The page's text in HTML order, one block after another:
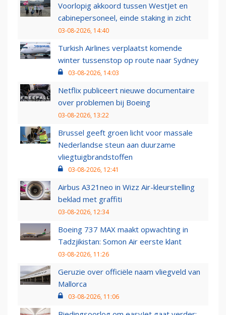
Voorlopig akkoord tussen WestJet en
cabinepersoneel, einde staking in zicht
03-08-2026, 14:40
Turkish Airlines verplaatst komende
winter tussenstop op route naar Sydney
03-08-2026, 14:03
Netflix publiceert nieuwe documentaire
over problemen bij Boeing
03-08-2026, 13:22
Brussel geeft groen licht voor massale
Nederlandse steun aan duurzame
vliegtuigbrandstoffen
03-08-2026, 12:41
Airbus A321neo in Wizz Air-kleurstelling
beklad met graffiti
03-08-2026, 12:34
Boeing 737 MAX maakt opwachting in
Tadzjikistan: Somon Air eerste klant
03-08-2026, 11:26
Geruzie over officiële naam vliegveld van
Mallorca
03-08-2026, 11:06